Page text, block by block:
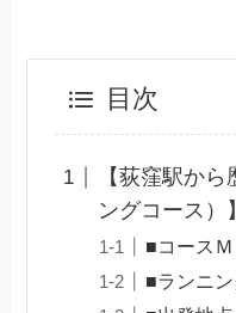
目次
【荻窪駅か
ングコース）】
■コースＭ
■ランニ